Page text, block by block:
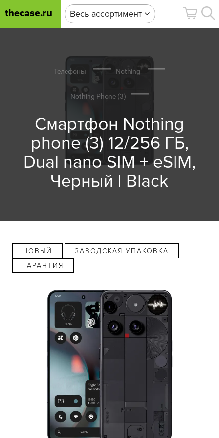
thecase.ru Весь ассортимент
Телефоны Nothing
Nothing Phone (3)
Смартфон Nothing
phone (3) 12/256 ГБ,
Dual nano SIM + eSIM,
Черный | Black
НОВЫЙ
ЗАВОДСКАЯ УПАКОВКА
ГАРАНТИЯ